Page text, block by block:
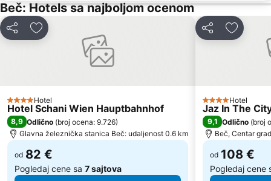
Wien Mitte - The Mall
Stephansdom
Silvesterpfad
Šonbrun - Schönbrunn
Franz-Josefs-Bahnhof
Opera
Železnička stanica Beč Meidling
Alsergrund
Gerhard Hanappi Stadion
Josefsplatz
Beč: Hotels sa najboljom ocenom
Deli Dodati u favorite
4 Zvezdice
Hotel
Hotel Schani Wien Hauptbahnhof
8,9 Odlično (broj ocena: 9.726)
Glavna železnička stanica Beč: udaljenost 0.6 km
od 82 €
Pogledaj cene sa 7 sajtova
Deli Dodati
4 Zvezdice
Hotel
Jaz In The
9,1 Odlično (broj
Beč, Centar
od 108 €
Pogledaj cene